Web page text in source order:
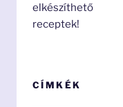
elkészíthető
receptek!
CÍMKÉK